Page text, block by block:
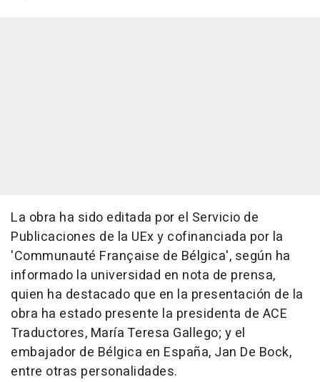
La obra ha sido editada por el Servicio de
Publicaciones de la UEx y cofinanciada por la
'Communauté Française de Bélgica', según ha
informado la universidad en nota de prensa,
quien ha destacado que en la presentación de la
obra ha estado presente la presidenta de ACE
Traductores, María Teresa Gallego; y el
embajador de Bélgica en España, Jan De Bock,
entre otras personalidades.